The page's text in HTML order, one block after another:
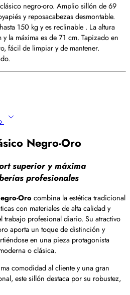
negro-oro. Amplio sillón de 69
y reposacabezas desmontable.
150 kg y es reclinable . La altura
la máxima es de 71 cm. Tapizado en
fácil de limpiar y de mantener.
Negro-Oro
superior y máxima
profesionales
Oro combina la estética tradicional
con materiales de alta calidad y
trabajo profesional diario. Su atractivo
aporta un toque de distinción y
en una pieza protagonista
o clásica.
comodidad al cliente y una gran
este sillón destaca por su robustez,